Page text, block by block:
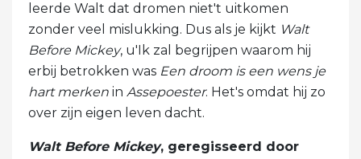
leerde Walt dat dromen niet't uitkomen
zonder veel mislukking. Dus als je kijkt Walt
Before Mickey, u'Ik zal begrijpen waarom hij
erbij betrokken was Een droom is een wens je
hart merken in Assepoester. Het's omdat hij zo
over zijn eigen leven dacht.
Walt Before Mickey, geregisseerd door